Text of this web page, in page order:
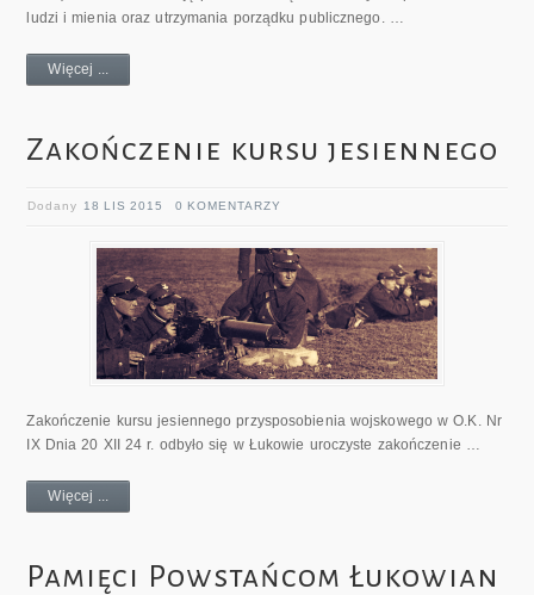
ludzi i mienia oraz utrzymania porządku publicznego. …
Więcej ...
Zakończenie kursu jesiennego
Dodany 18 LIS 2015 0 KOMENTARZY
Zakończenie kursu jesiennego przysposobienia wojskowego w O.K. Nr
IX Dnia 20 XII 24 r. odbyło się w Łukowie uroczyste zakończenie …
Więcej ...
Pamięci Powstańcom Łukowian